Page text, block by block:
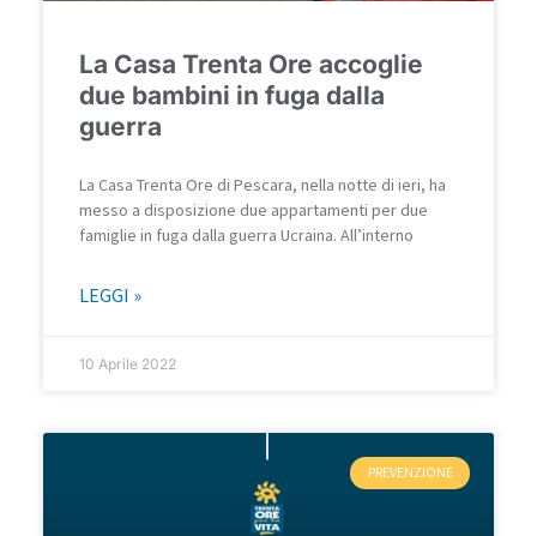
La Casa Trenta Ore accoglie
due bambini in fuga dalla
guerra
La Casa Trenta Ore di Pescara, nella notte di ieri, ha
messo a disposizione due appartamenti per due
famiglie in fuga dalla guerra Ucraina. All’interno
LEGGI »
10 Aprile 2022
PREVENZIONE